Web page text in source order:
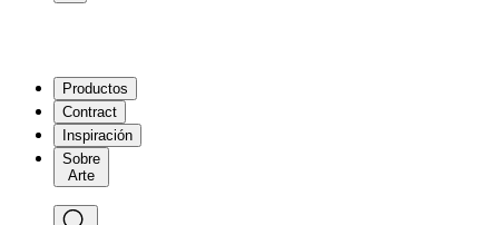
Productos
Contract
Inspiración
Sobre
Arte